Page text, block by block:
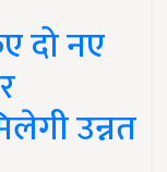
दो नए
उन्नत